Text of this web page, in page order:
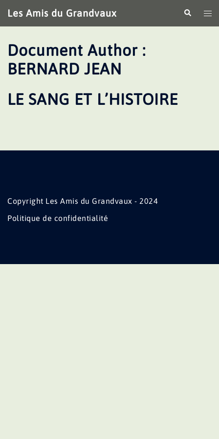
au
contenu
Les Amis du Grandvaux
le
Document Author :
BERNARD JEAN
LE SANG ET L’HISTOIRE
Copyright Les Amis du Grandvaux - 2024
Politique de confidentialité